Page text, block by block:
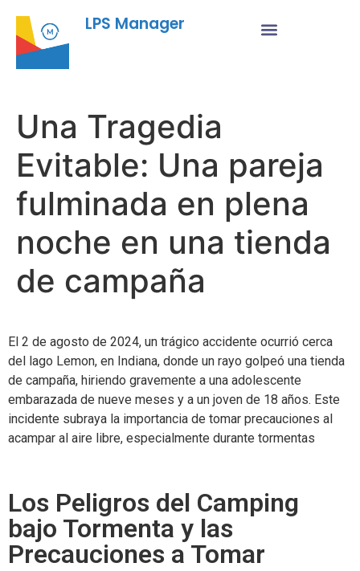
LPS Manager
Una Tragedia
Evitable: Una pareja
fulminada en plena
noche en una tienda
de campaña
El 2 de agosto de 2024, un trágico accidente ocurrió cerca
del lago Lemon, en Indiana, donde un rayo golpeó una tienda
de campaña, hiriendo gravemente a una adolescente
embarazada de nueve meses y a un joven de 18 años. Este
incidente subraya la importancia de tomar precauciones al
acampar al aire libre, especialmente durante tormentas
Los Peligros del Camping
bajo Tormenta y las
Precauciones a Tomar